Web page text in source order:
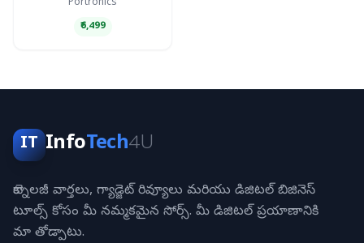
Portronics
₹6,499
IT InfoTech4U
టెక్నాలజీ వార్తలు, గ్యాడ్జెట్ రివ్యూలు మరియు డిజిటల్ బిజినెస్
టూల్స్ కోసం మీ నమ్మకమైన సోర్స్. మీ డిజిటల్ ప్రయాణానికి
మా తోడ్పాటు.